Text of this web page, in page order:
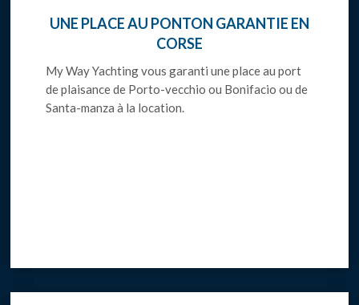
UNE PLACE AU PONTON GARANTIE EN
CORSE
My Way Yachting vous garanti une place au port
de plaisance de Porto-vecchio ou Bonifacio ou de
Santa-manza à la location.